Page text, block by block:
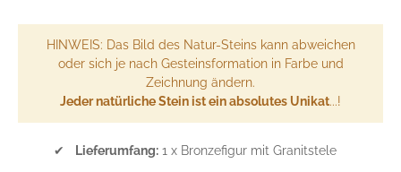
HINWEIS: Das Bild des Natur-Steins kann abweichen
oder sich je nach Gesteinsformation in Farbe und
Zeichnung ändern.
Jeder natürliche Stein ist ein absolutes Unikat...!
✔ Lieferumfang: 1 x Bronzefigur mit Granitstele